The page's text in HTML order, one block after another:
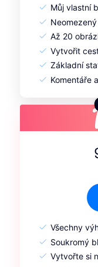
Můj vlastní
Až 20
Vytvořit
Základní
Komentáře
Všechny
Soukromý
Vytvořte si